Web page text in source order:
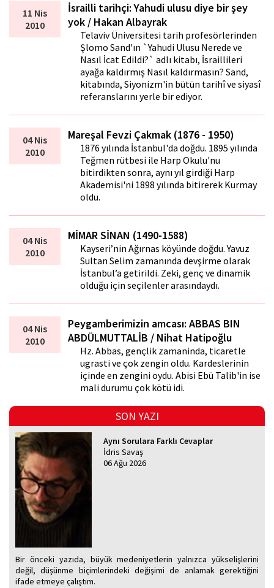
11 Nis
2010
İsrailli tarihçi: Yahudi ulusu diye bir şey
yok / Hakan Albayrak
Telaviv Üniversitesi tarih profesörlerinden
Şlomo Sand'ın `Yahudi Ulusu Nerede ve
Nasıl İcat Edildi?` adlı kitabı, İsraillileri
ayağa kaldırmış Nasıl kaldırmasın? Sand,
kitabında, Siyonizm'in bütün tarihî ve siyasî
referanslarını yerle bir ediyor.
04 Nis
2010
Mareşal Fevzi Çakmak (1876 - 1950)
1876 yılında İstanbul'da doğdu. 1895 yılında
Teğmen rütbesi ile Harp Okulu'nu
bitirdikten sonra, aynı yıl girdiği Harp
Akademisi'ni 1898 yılında bitirerek Kurmay
oldu.
04 Nis
2010
MİMAR SİNAN (1490-1588)
Kayseri’nin Ağırnas köyünde doğdu. Yavuz
Sultan Selim zamanında devşirme olarak
İstanbul’a getirildi. Zeki, genç ve dinamik
olduğu için seçilenler arasındaydı.
04 Nis
2010
Peygamberimizin amcası: ABBAS BIN
ABDÜLMUTTALİB / Nihat Hatipoğlu
Hz. Abbas, gençlik zamaninda, ticaretle
ugrasti ve çok zengin oldu. Kardeslerinin
içinde en zengini oydu. Abisi Ebü Talib'in ise
mali durumu çok kötü idi.
SON YAZI
Aynı Sorulara Farklı Cevaplar
İdris Savaş
06 Ağu 2026
Bir önceki yazıda, büyük medeniyetlerin yalnızca yükselişlerini
değil, düşünme biçimlerindeki değişimi de anlamak gerektiğini
ifade etmeye çalıştım.